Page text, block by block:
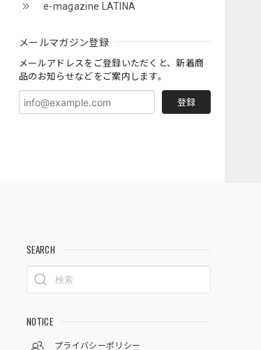
e-magazine LATINA
メールマガジン登録
メールアドレスをご登録いただくと、新着商
品のお知らせなどをご案内します。
登録
SEARCH
NOTICE
プライバシーポリシー